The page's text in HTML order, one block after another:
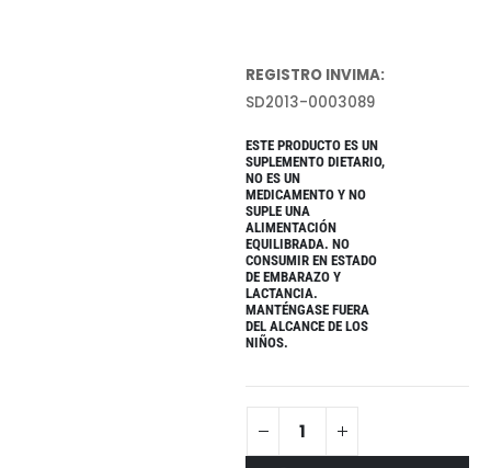
REGISTRO INVIMA:
SD2013-0003089
ESTE PRODUCTO ES UN
SUPLEMENTO DIETARIO,
NO ES UN
MEDICAMENTO Y NO
SUPLE UNA
ALIMENTACIÓN
EQUILIBRADA. NO
CONSUMIR EN ESTADO
DE EMBARAZO Y
LACTANCIA.
MANTÉNGASE FUERA
DEL ALCANCE DE LOS
NIÑOS.